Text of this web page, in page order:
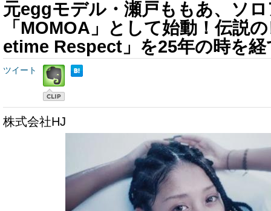
元eggモデル・瀬戸ももあ、ソ
「MOMOA」として始動！伝説
etime Respect」を25年の時を
ツイート
株式会社HJ